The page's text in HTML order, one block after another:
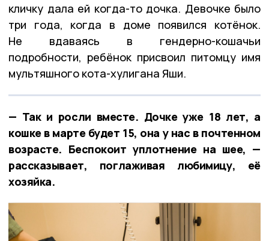
кличку дала ей когда-то дочка. Девочке было
три года, когда в доме появился котёнок.
Не вдаваясь в гендерно-кошачьи
подробности, ребёнок присвоил питомцу имя
мультяшного кота-хулигана Яши.
— Так и росли вместе. Дочке уже 18 лет, а
кошке в марте будет 15, она у нас в почтенном
возрасте. Беспокоит уплотнение на шее, —
рассказывает, поглаживая любимицу, её
хозяйка.